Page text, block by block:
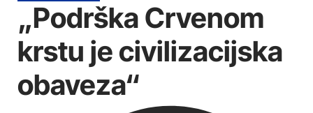
„Podrška Crvenom
krstu je civilizacijska
obaveza“